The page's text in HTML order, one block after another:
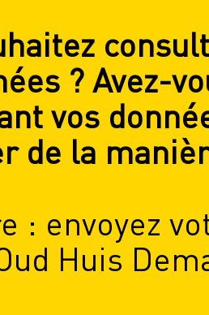
? Avez-
vos
de la
: envoyez
Huis